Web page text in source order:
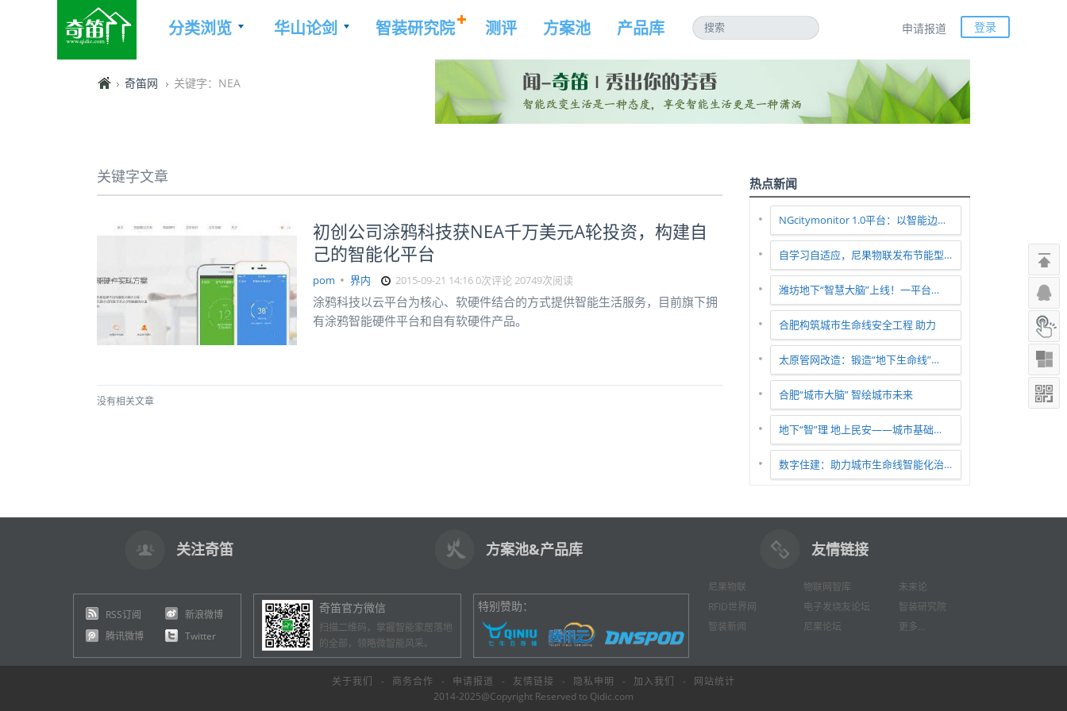
分类浏览 华山论剑 智装研究院 测评 方案池 产品库 申请报道 登录
奇笛网 关键字：NEA
关键字文章
初创公司涂鸦科技获NEA千万美元A轮投资，构建自
己的智能化平台
pom 界内 2015-09-21 14:160次评论20749次阅读
涂鸦科技以云平台为核心、软硬件结合的方式提供智能生活服务，目前旗下拥
有涂鸦智能硬件平台和自有软硬件产品。
没有相关文章
热点新闻
NGcitymonitor 1.0平台：以智能边…
自学习自适应，尼果物联发布节能型…
潍坊地下“智慧大脑”上线！一平台…
合肥构筑城市生命线安全工程 助力
智…
太原管网改造：锻造“地下生命线”…
合肥“城市大脑” 智绘城市未来
地下“智”理 地上民安——城市基础…
数字住建：助力城市生命线智能化治…
关注奇笛 方案池&产品库
RSS订阅
新浪微博
腾讯微博
Twitter
奇笛官方微信
扫描二维码，掌握智能家居落地
的全部，领略微智能风采。
特别赞助：
友情链接
尼果物联 物联网智库
未来论
RFID世界网
电子发烧友论坛
智装研究院
智装新闻
尼果论坛 更多...
关于我们 - 商务合作 - 申请报道 - 友情链接 - 隐私申明 - 加入我们 -
网站统计
2014-2025@Copyright Reserved to Qidic.com